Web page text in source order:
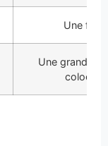
Une
Une grande